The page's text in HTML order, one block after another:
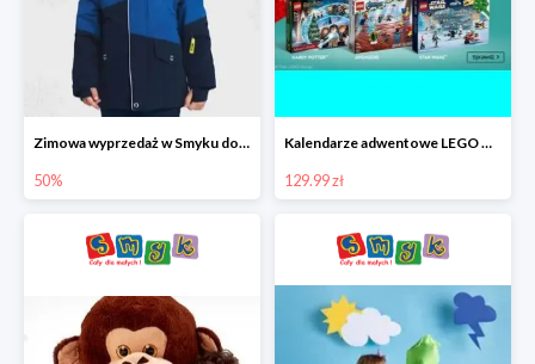
Zimowa wyprzedaż w Smyku do -50%
50%
Kalendarze adwentowe LEGO w Smyku w super cenie
129.99 zł